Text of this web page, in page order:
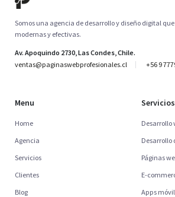
Somos una agencia de desarrollo y diseño digital
modernas y efectivas.
Av. Apoquindo 2730, Las Condes, Chile.
ventas@paginaswebprofesionales.cl
+56 9
Menu
Home
Agencia
Servicios
Clientes
Blog
Servicios
Desarrollo
Desarrollo
Páginas
E-
Apps